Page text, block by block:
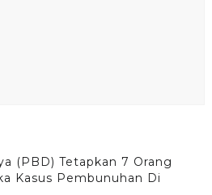
(PBD) Tetapkan 7 Orang
Kasus Pembunuhan Di